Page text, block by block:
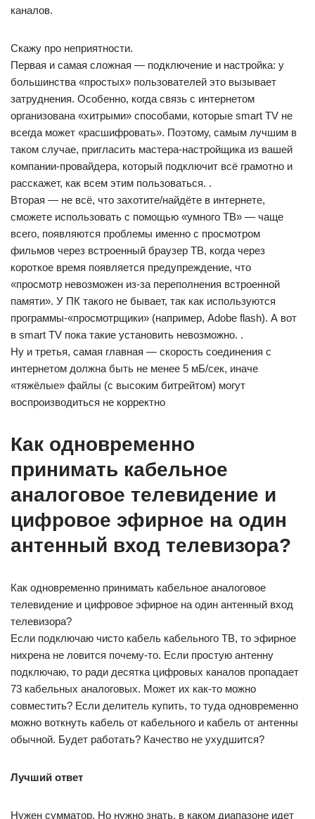
каналов.
Скажу про неприятности.
Первая и самая сложная — подключение и настройка: у
большинства «простых» пользователей это вызывает
затруднения. Особенно, когда связь с интернетом
организована «хитрыми» способами, которые smart TV не
всегда может «расшифровать». Поэтому, самым лучшим в
таком случае, пригласить мастера-настройщика из вашей
компании-провайдера, который подключит всё грамотно и
расскажет, как всем этим пользоваться. .
Вторая — не всё, что захотите/найдёте в интернете,
сможете использовать с помощью «умного ТВ» — чаще
всего, появляются проблемы именно с просмотром
фильмов через встроенный браузер ТВ, когда через
короткое время появляется предупреждение, что
«просмотр невозможен из-за переполнения встроенной
памяти». У ПК такого не бывает, так как используются
программы-«просмотрщики» (например, Adobe flash). А вот
в smart TV пока такие установить невозможно. .
Ну и третья, самая главная — скорость соединения с
интернетом должна быть не менее 5 мБ/сек, иначе
«тяжёлые» файлы (с высоким битрейтом) могут
воспроизводиться не корректно
Как одновременно
принимать кабельное
аналоговое телевидение и
цифровое эфирное на один
антенный вход телевизора?
Как одновременно принимать кабельное аналоговое
телевидение и цифровое эфирное на один антенный вход
телевизора?
Если подключаю чисто кабель кабельного ТВ, то эфирное
нихрена не ловится почему-то. Если простую антенну
подключаю, то ради десятка цифровых каналов пропадает
73 кабельных аналоговых. Может их как-то можно
совместить? Если делитель купить, то туда одновременно
можно воткнуть кабель от кабельного и кабель от антенны
обычной. Будет работать? Качество не ухудшится?
Лучший ответ
Нужен сумматор. Но нужно знать, в каком диапазоне идет